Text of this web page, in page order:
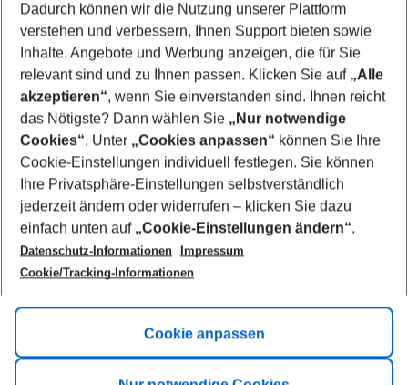
Who will travel
2 adults No children
Show more filter
Footer
Footer navigation
Title A
Link A
Dadurch können wir die Nutzung unserer Plattform
verstehen und verbessern, Ihnen Support bieten sowie
Inhalte, Angebote und Werbung anzeigen, die für Sie
relevant sind und zu Ihnen passen. Klicken Sie auf „Alle
akzeptieren“, wenn Sie einverstanden sind. Ihnen reicht
das Nötigste? Dann wählen Sie „Nur notwendige
Cookies“. Unter „Cookies anpassen“ können Sie Ihre
Cookie-Einstellungen individuell festlegen. Sie können
Ihre Privatsphäre-Einstellungen selbstverständlich
jederzeit ändern oder widerrufen – klicken Sie dazu
einfach unten auf „Cookie-Einstellungen ändern“.
Datenschutz-Informationen
Impressum
Cookie/Tracking-Informationen
Cookie anpassen